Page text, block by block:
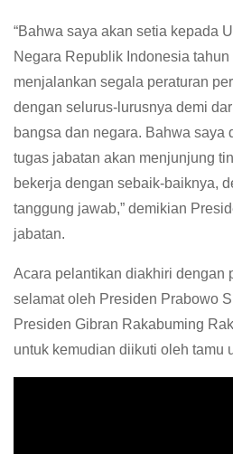
“Bahwa saya akan setia kepada
Negara Republik Indonesia
menjalankan segala peraturan
dengan selurus-lurusnya demi
bangsa dan negara. Bahwa saya
tugas jabatan akan menjunjung
bekerja dengan sebaik-baiknya,
tanggung jawab,” demikian
jabatan.
Acara pelantikan diakhiri dengan
selamat oleh Presiden Prabowo
Presiden Gibran Rakabuming
untuk kemudian diikuti oleh tamu